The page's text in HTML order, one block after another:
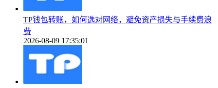
TP钱包转账，如何选对网络，避免资产损失与手续费浪
费
2026-08-09 17:35:01